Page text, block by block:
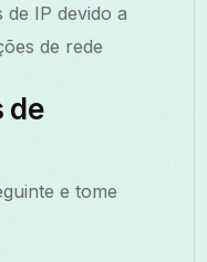
de IP devido a
de rede
de
e tome